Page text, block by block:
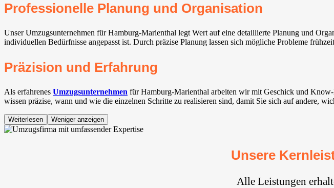
Professionelle Planung und Organisation
Unser Umzugsunternehmen für Hamburg-Marienthal legt Wert auf eine detaillierte Planung und
individuellen Bedürfnisse angepasst ist. Durch präzise Planung lassen sich mögliche Probleme
Präzision und Erfahrung
Als erfahrenes Umzugsunternehmen für Hamburg-Marienthal arbeiten wir mit Geschick und
wissen präzise, wann und wie die einzelnen Schritte zu realisieren sind, damit Sie sich auf andere,
Weiterlesen Weniger anzeigen
Unsere
Alle Leistungen